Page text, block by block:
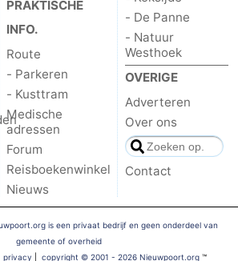
PRAKTISCHE
INFO.
Route
- Parkeren
- Kusttram
Medische
adressen
Forum
Reisboekenwinkel
Nieuws
- De Panne
- Natuur
Westhoek
OVERIGE
Adverteren
Over ons
Contact
is een privaat bedrijf en geen onderdeel van
gemeente of overheid
privacy copyright © 2001 - 2026 Nieuwpoort.org ™